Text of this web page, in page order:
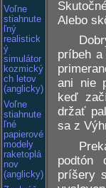
Voľne
stiahnute
ľný
realistick
ý
simulátor
kozmický
ch letov
(anglicky)
Voľne
stiahnute
ľné
papierové
modely
raketoplá
nov
(anglicky)
Alebo
príbeh a
ani nie
keď
držať
sa z
podtón
príšery